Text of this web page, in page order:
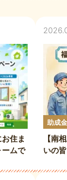
お住ま
ムで
助成金
【南
いの
馬店